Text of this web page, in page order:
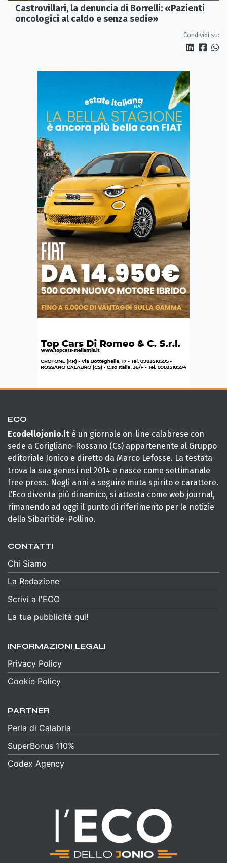
Castrovillari, la denuncia di Borrelli: «Pazienti
oncologici al caldo e senza sedie»
Condividi su:
ECO
Ecodellojonio.it è un giornale on-line calabrese con
sede a Corigliano-Rossano (Cs) appartenente al Gruppo
editoriale Jonico e diretto da Marco Lefosse. La testata
trova la sua genesi nel 2014 e nasce come settimanale
free press. Negli anni a seguire muta spirito e carattere.
L’Eco diventa più dinamico, si attesta come web journal,
rimanendo ad oggi il punto di riferimento per le notizie
della Sibaritide-Pollino.
CONTATTI
Chi Siamo
La Redazione
Scrivi a l'ECO
La tua pubblicità qui!
INFORMAZIONI LEGALI
Privacy Policy
Cookie Policy
PARTNER
Perla di Calabria
SuperBonus 110%
Codex Agency